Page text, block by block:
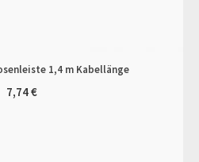
1,4 m Kabellänge
7,74€